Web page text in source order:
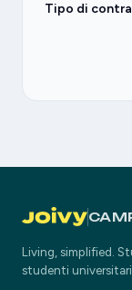
Tipo di
Living, simplified.
studenti